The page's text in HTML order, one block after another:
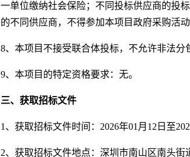
一单位缴纳社会保险；不同投标供应商的投
的不同供应商，不得参加本项目政府采购活
8、本项目不接受联合体投标，不允许非法分
9、本项目的特定资格要求：无。
三、获取招标文件
1、获取招标文件时间：2026年01月12日至
2、获取招标文件地点：深圳市南山区南头街